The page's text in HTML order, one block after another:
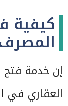
كيفية
إن خدمة
العقاري في